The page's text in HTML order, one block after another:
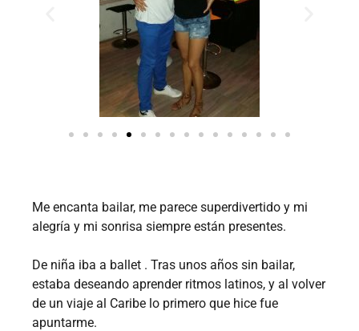
Me encanta bailar, me parece superdivertido y mi
alegría y mi sonrisa siempre están presentes.
De niña iba a ballet . Tras unos años sin bailar,
estaba deseando aprender ritmos latinos, y al volver
de un viaje al Caribe lo primero que hice fue
apuntarme.